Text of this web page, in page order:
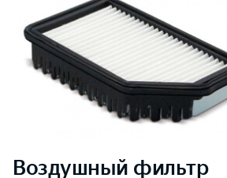
Воздушный фильтр